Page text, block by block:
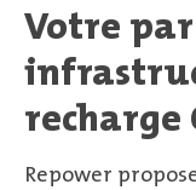
Votre
recharge
Repower